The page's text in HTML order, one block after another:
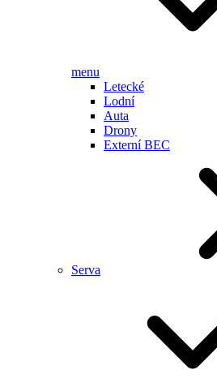
menu
Letecké
Lodní
Auta
Drony
Externí BEC
Serva